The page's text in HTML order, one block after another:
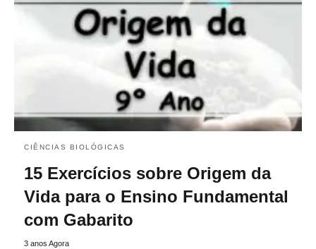
CIÊNCIAS BIOLÓGICAS
15 Exercícios sobre Origem da
Vida para o Ensino Fundamental
com Gabarito
3 anos Agora